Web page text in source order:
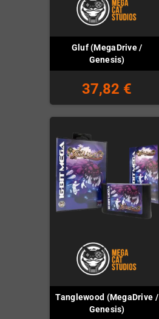
Gluf (MegaDrive /
Genesis)
37,82 €
Tanglewood (MegaDrive /
Genesis)